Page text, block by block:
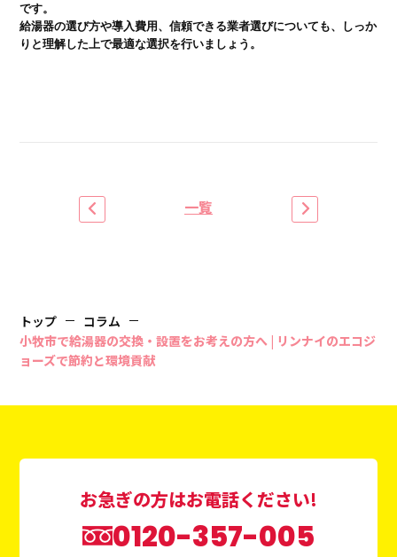
です。
給湯器の選び方や導入費用、信頼できる業者選びについても、しっか
りと理解した上で最適な選択を行いましょう。
一覧
トップ
コラム
小牧市で給湯器の交換・設置をお考えの方へ | リンナイのエコジ
ョーズで節約と環境貢献
お急ぎの方はお電話ください!
0120-357-005